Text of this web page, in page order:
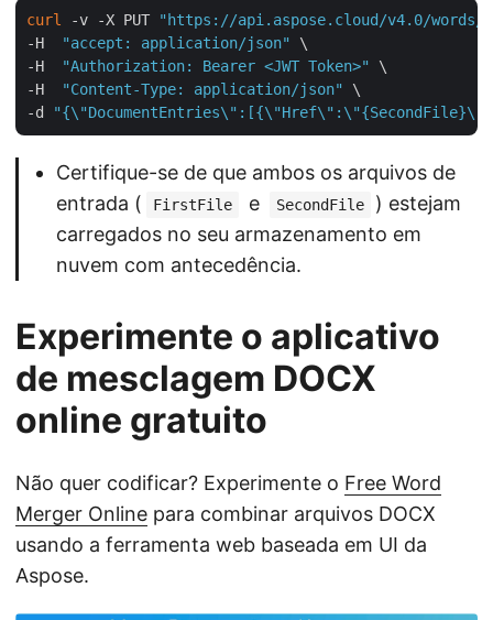
curl -v -X PUT
"https://api.aspose.cloud/v4.0/words/
-H
"accept: application/json"
\
-H
"Authorization: Bearer <JWT Token>"
\
-H
"Content-Type: application/json"
\
-d
Certifique-se de que ambos os arquivos de
entrada (
FirstFile e SecondFile
) estejam
carregados no seu armazenamento em
nuvem com antecedência.
Experimente o aplicativo
de mesclagem DOCX
online gratuito
Não quer codificar? Experimente o Free Word
Merger Online para combinar arquivos DOCX
usando a ferramenta web baseada em UI da
Aspose.